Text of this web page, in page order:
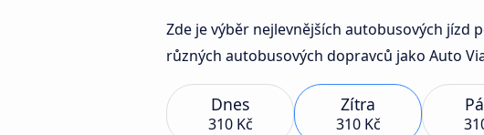
Zde je výběr nejlevnějších autobusových jízd
různých autobusových dopravců jako Auto
Dnes
310 Kč
Zítra
310 Kč